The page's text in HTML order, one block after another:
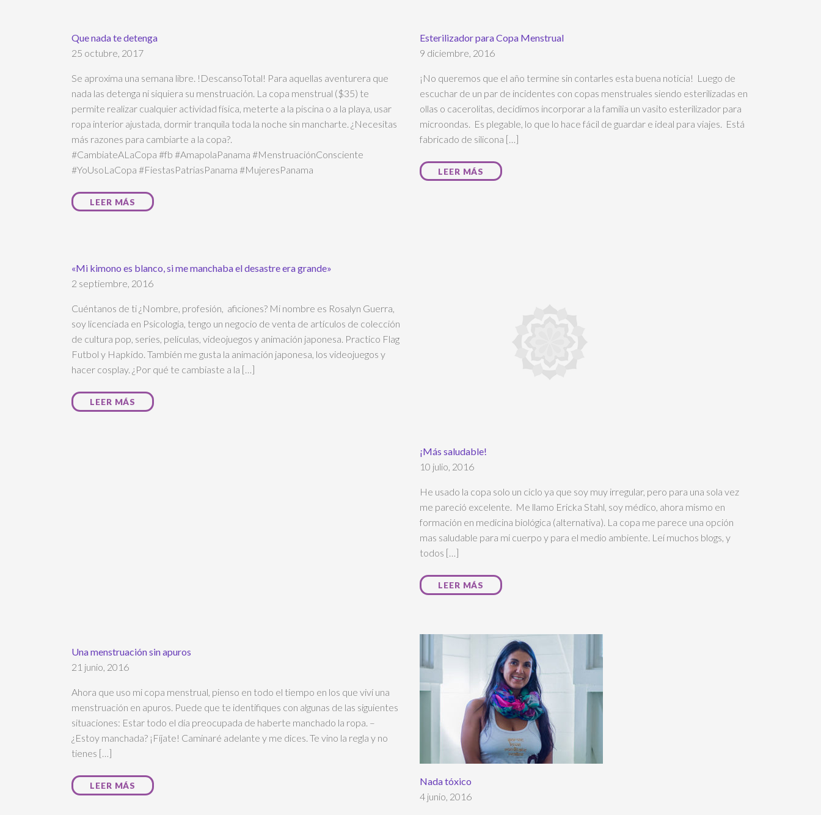
Que nada te detenga
25 octubre, 2017
Se aproxima una semana libre. !DescansoTotal! Para aquellas aventurera que
nada las detenga ni siquiera su menstruación. La copa menstrual ($35) te
permite realizar cualquier actividad física, meterte a la piscina o a la playa, usar
ropa interior ajustada, dormir tranquila toda la noche sin mancharte. ¿Necesitas
más razones para cambiarte a la copa?.
#CambiateALaCopa #fb #AmapolaPanama #MenstruaciónConsciente
#YoUsoLaCopa #FiestasPatriasPanama #MujeresPanama
LEER MÁS
Esterilizador para Copa Menstrual
9 diciembre, 2016
¡No queremos que el año termine sin contarles esta buena noticia! Luego de
escuchar de un par de incidentes con copas menstruales siendo esterilizadas en
ollas o cacerolitas, decidimos incorporar a la familia un vasito esterilizador para
microondas. Es plegable, lo que lo hace fácil de guardar e ideal para viajes. Está
fabricado de silicona […]
LEER MÁS
«Mi kimono es blanco, si me manchaba el desastre era grande»
2 septiembre, 2016
Cuéntanos de ti ¿Nombre, profesión, aficiones? Mi nombre es Rosalyn Guerra,
soy licenciada en Psicologia, tengo un negocio de venta de artículos de colección
de cultura pop, series, películas, videojuegos y animación japonesa. Practico Flag
Futbol y Hapkido. También me gusta la animación japonesa, los videojuegos y
hacer cosplay. ¿Por qué te cambiaste a la […]
LEER MÁS
¡Más saludable!
10 julio, 2016
He usado la copa solo un ciclo ya que soy muy irregular, pero para una sola vez
me pareció excelente. Me llamo Ericka Stahl, soy médico, ahora mismo en
formación en medicina biológica (alternativa). La copa me parece una opción
mas saludable para mi cuerpo y para el medio ambiente. Leí muchos blogs, y
todos […]
LEER MÁS
Una menstruación sin apuros
21 junio, 2016
Ahora que uso mi copa menstrual, pienso en todo el tiempo en los que viví una
menstruación en apuros. Puede que te identifiques con algunas de las siguientes
situaciones: Estar todo el día preocupada de haberte manchado la ropa. –
¿Estoy manchada? ¡Fíjate! Caminaré adelante y me dices. Te vino la regla y no
tienes […]
LEER MÁS
Nada tóxico
4 junio, 2016